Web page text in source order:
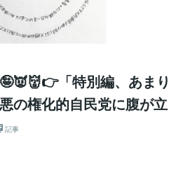
「特別編、あまり
の権化的自民党に腹が立
記事